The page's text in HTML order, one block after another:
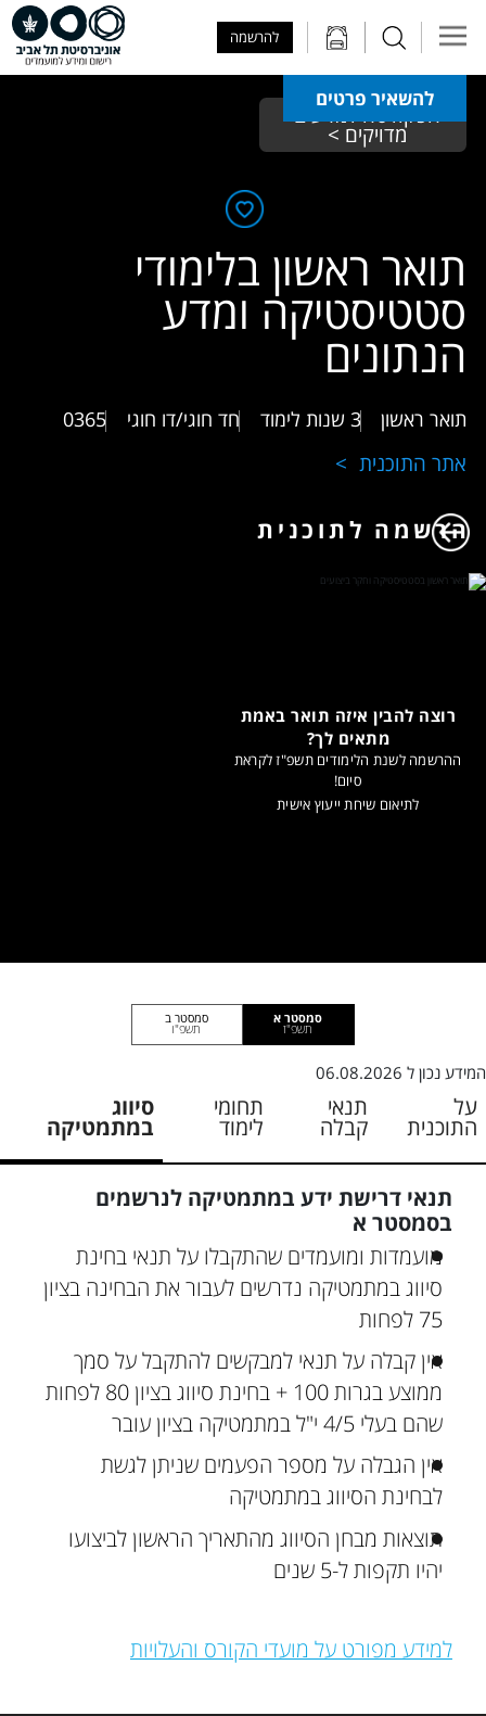
להרשמה
להשאיר פרטים
הפקולטה למדעים
מדויקים >
תואר ראשון בלימודי
סטטיסטיקה ומדע
הנתונים
תואר ראשון 3 שנות לימוד חד חוגי/דו חוגי 0365
אתר התוכנית
הרשמה לתוכנית
רוצה להבין איזה תואר באמת
מתאים לך?
ההרשמה לשנת הלימודים תשפ"ז לקראת
סיום!
לתיאום שיחת ייעוץ אישית
סמסטר א
תשפ"ז
סמסטר ב
תשפ"ו
המידע נכון ל 06.08.2026
על
התוכנית
תנאי
קבלה
תחומי
לימוד
סיווג
במתמטיקה
תנאי דרישת ידע במתמטיקה לנרשמים
בסמסטר א
מועמדות ומועמדים שהתקבלו על תנאי בחינת
סיווג במתמטיקה נדרשים לעבור את הבחינה בציון
75 לפחות
אין קבלה על תנאי למבקשים להתקבל על סמך
ממוצע בגרות 100 + בחינת סיווג בציון 80 לפחות
שהם בעלי 4/5 י"ל במתמטיקה בציון עובר
אין הגבלה על מספר הפעמים שניתן לגשת
לבחינת הסיווג במתמטיקה
תוצאות מבחן הסיווג מהתאריך הראשון לביצועו
יהיו תקפות ל-5 שנים
למידע מפורט על מועדי הקורס והעלויות